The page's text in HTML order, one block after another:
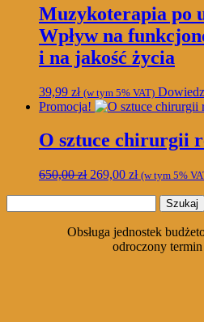
Muzykoterapia po
Wpływ na
i na jakość życia
39,99 zł (w tym 5% VAT)
Promocja!
O sztuce chirurgii
650,00zł Pierwotna
269,00 złAktualna
wynosi:
(w tym 5%
Obsługa jednostek
odroczony termin